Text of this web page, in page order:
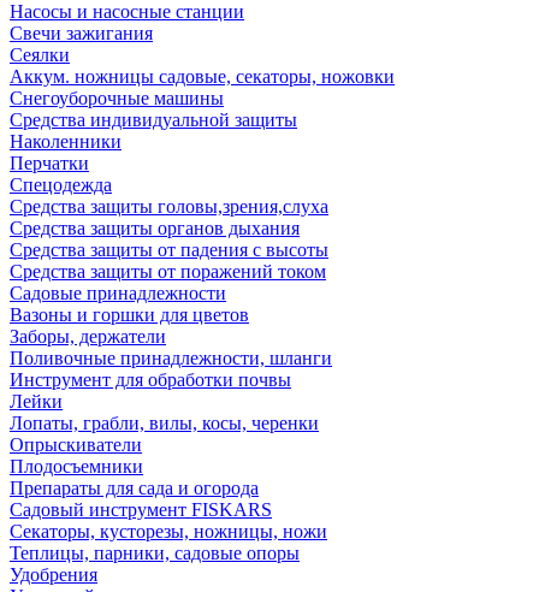
Насосы и насосные станции
Свечи зажигания
Сеялки
Аккум. ножницы садовые, секаторы, ножовки
Снегоуборочные машины
Средства индивидуальной защиты
Наколенники
Перчатки
Спецодежда
Средства защиты головы,зрения,слуха
Средства защиты органов дыхания
Средства защиты от падения с высоты
Средства защиты от поражений током
Садовые принадлежности
Вазоны и горшки для цветов
Заборы, держатели
Поливочные принадлежности, шланги
Инструмент для обработки почвы
Лейки
Лопаты, грабли, вилы, косы, черенки
Опрыскиватели
Плодосъемники
Препараты для сада и огорода
Садовый инструмент FISKARS
Секаторы, кусторезы, ножницы, ножи
Теплицы, парники, садовые опоры
Удобрения